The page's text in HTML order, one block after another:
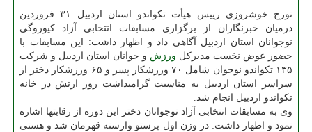
تورج خوشروزی رییس هیأت تکواندو استان اردبیل ۳۱ فروردین
درمیان خبرنگاران از برگزاری مسابقات انتخابی آزاد کیوروگی
نوجوانان استان اردبیل آگاهی داد و اظهار داشت: این مسابقات با
حضور عوض نخست مدیرکل ورزش و جوانان استان اردبیل و شرکت
۱۳۵ تکواندو نوجوان شامل ۷۰ ورزشکار پسر و ۶۵ ورزشکار دختر از
سراسر استان اردبیل به مناسبت گرامیداشت روز ارتش در خانه
تکواندو اردبیل انجام شد.
وی به مسابقات انتخابی آزاد نوجوانان دختر این دوره از رقابتها اشاره
نمود و اظهار داشت: در وزن اول پرستو وارسته قهرمان شد و هستی